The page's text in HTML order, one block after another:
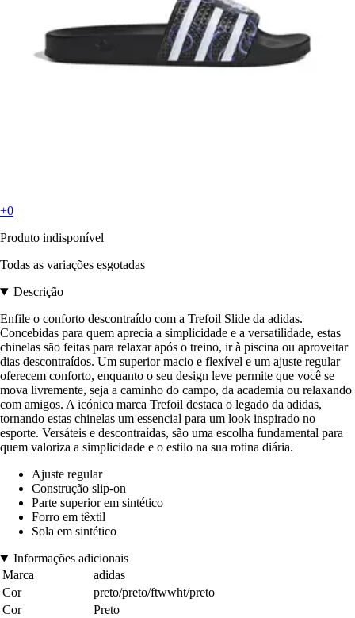
+0
Produto indisponível
Todas as variações esgotadas
Descrição
Enfile o conforto descontraído com a Trefoil Slide da adidas.
Concebidas para quem aprecia a simplicidade e a versatilidade, estas
chinelas são feitas para relaxar após o treino, ir à piscina ou aproveitar
dias descontraídos. Um superior macio e flexível e um ajuste regular
oferecem conforto, enquanto o seu design leve permite que você se
mova livremente, seja a caminho do campo, da academia ou relaxando
com amigos. A icónica marca Trefoil destaca o legado da adidas,
tornando estas chinelas um essencial para um look inspirado no
esporte. Versáteis e descontraídas, são uma escolha fundamental para
quem valoriza a simplicidade e o estilo na sua rotina diária.
Ajuste regular
Construção slip-on
Parte superior em sintético
Forro em têxtil
Sola em sintético
Informações adicionais
Marca
adidas
Cor
preto/preto/ftwwht/preto
Cor
Preto